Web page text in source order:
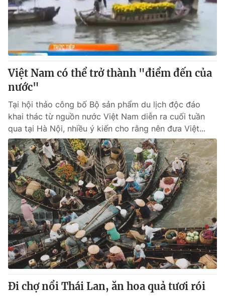
Việt Nam có thể trở thành "điểm đến của
nước"
Tại hội thảo công bố Bộ sản phẩm du lịch độc đáo
khai thác từ nguồn nước Việt Nam diễn ra cuối tuần
qua tại Hà Nội, nhiều ý kiến cho rằng nên đưa Việt...
Đi chợ nổi Thái Lan, ăn hoa quả tươi rói